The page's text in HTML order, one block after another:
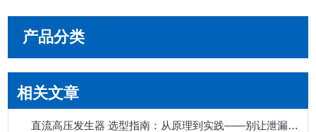
产品分类
相关文章
直流高压发生器 选型指南：从原理到实践——别让泄漏电流数据变成“差不多“